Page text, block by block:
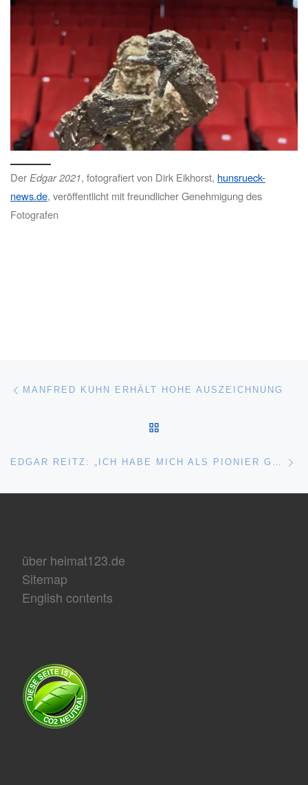
Der Edgar 2021, fotografiert von Dirk Eikhorst, hunsrueck-
news.de, veröffentlicht mit freundlicher Genehmigung des
Fotografen
MANFRED KUHN ERHÄLT HOHE AUSZEICHNUNG
EDGAR REITZ: „ICH HABE MICH ALS PIONIER GEFÜHLT“
über heimat123.de
Sitemap
English contents